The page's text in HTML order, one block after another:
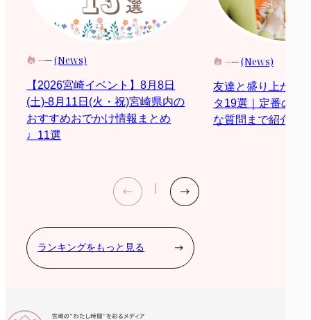
(News)
【2026宮崎イベント】8月8日
(土)-8月11日(火・祝)宮崎県内の
おすすめおでかけ情報まとめ
♩11選
(News)
友達と盛り上がる
タ19選｜定番の質
な質問まで紹介
ランキングをもっと見る